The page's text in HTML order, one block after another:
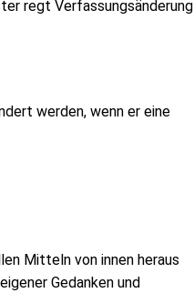
regt Verfassungsänderung
werden, wenn er eine
Mitteln von innen heraus
Gedanken und